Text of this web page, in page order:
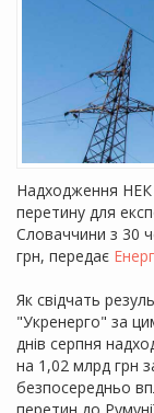
Надходження НЕК
перетину для
Словаччини з 30
грн, передає
Як свідчать
"Укренерго" за
днів серпня
на 1,02 млрд грн
безпосередньо